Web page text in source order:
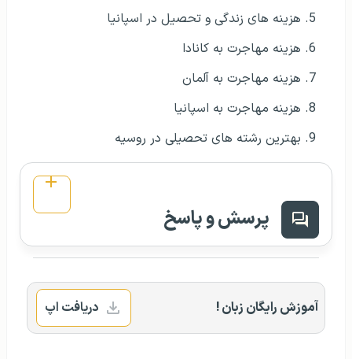
هزینه های زندگی و تحصیل در اسپانیا
هزینه مهاجرت به کانادا
هزینه مهاجرت به آلمان
هزینه مهاجرت به اسپانیا
بهترین رشته های تحصیلی در روسیه
پرسش و پاسخ
آموزش رایگان زبان ! دریافت اپ